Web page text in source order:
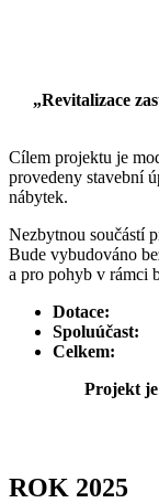
„Revitalizace
Cílem projektu je
provedeny stavební
nábytek.
Nezbytnou součástí
Bude vybudováno
a pro pohyb v rámci
Projekt
ROK 2025